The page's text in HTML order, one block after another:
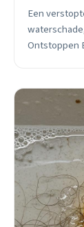
Een
Ontstoppen